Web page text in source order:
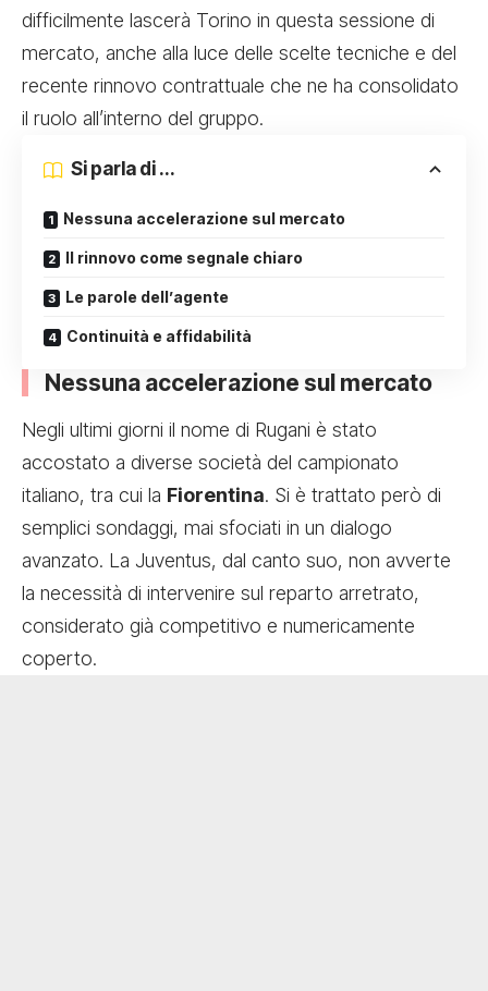
difficilmente lascerà Torino in questa sessione di
mercato, anche alla luce delle scelte tecniche e del
recente rinnovo contrattuale che ne ha consolidato
il ruolo all’interno del gruppo.
Si parla di ...
Nessuna accelerazione sul mercato
Il rinnovo come segnale chiaro
Le parole dell’agente
Continuità e affidabilità
Nessuna accelerazione sul mercato
Negli ultimi giorni il nome di Rugani è stato
accostato a diverse società del campionato
italiano, tra cui la Fiorentina. Si è trattato però di
semplici sondaggi, mai sfociati in un dialogo
avanzato. La Juventus, dal canto suo, non avverte
la necessità di intervenire sul reparto arretrato,
considerato già competitivo e numericamente
coperto.